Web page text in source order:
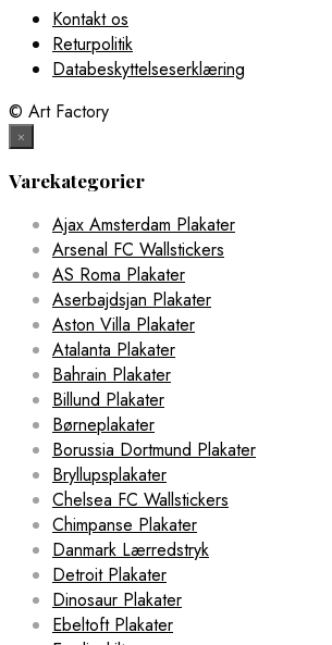
Kontakt os
Returpolitik
Databeskyttelseserklæring
© Art Factory
×
Varekategorier
Ajax Amsterdam Plakater
Arsenal FC Wallstickers
AS Roma Plakater
Aserbajdsjan Plakater
Aston Villa Plakater
Atalanta Plakater
Bahrain Plakater
Billund Plakater
Børneplakater
Borussia Dortmund Plakater
Bryllupsplakater
Chelsea FC Wallstickers
Chimpanse Plakater
Danmark Lærredstryk
Detroit Plakater
Dinosaur Plakater
Ebeltoft Plakater